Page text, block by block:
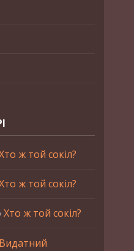
ж той сокіл?
ж той сокіл?
Хто ж той сокіл?
Видатний